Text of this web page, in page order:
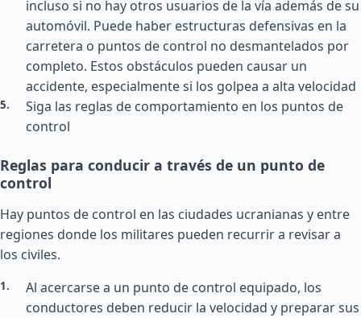
incluso si no hay otros usuarios de la vía además de su
automóvil. Puede haber estructuras defensivas en la
carretera o puntos de control no desmantelados por
completo. Estos obstáculos pueden causar un
accidente, especialmente si los golpea a alta velocidad
Siga las reglas de comportamiento en los puntos de
control
Reglas para conducir a través de un punto de
control
Hay puntos de control en las ciudades ucranianas y entre
regiones donde los militares pueden recurrir a revisar a
los civiles.
Al acercarse a un punto de control equipado, los
conductores deben reducir la velocidad y preparar sus